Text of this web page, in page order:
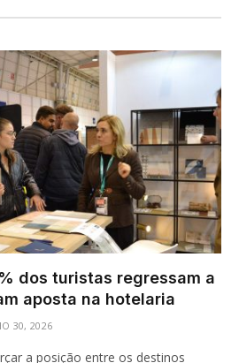
dos turistas regressam a
aposta na hotelaria
30, 2026
a posição entre os destinos